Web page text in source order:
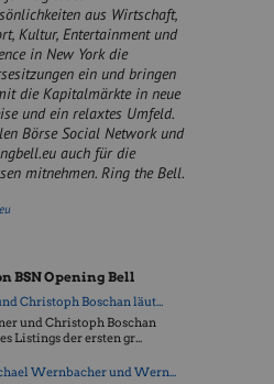
aus Wirtschaft,
Kultur, Entertainment und
in New York die
ein und bringen
die Kapitalmärkte in neue
und ein relaxtes Umfeld.
Börse Social Network und
auch für die
mitnehmen. Ring the Bell.
BSN Opening Bell
Christoph Boschan läut...
und Christoph Boschan
Listings der ersten gr...
Wernbacher und Wern...